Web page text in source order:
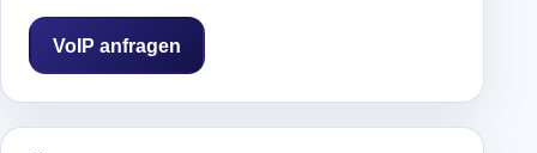
VoIP anfragen